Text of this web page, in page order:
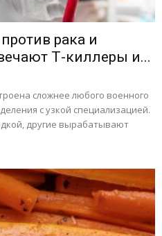
рака и
Т-киллеры и...
сложнее любого военного
с узкой специализацией.
другие вырабатывают